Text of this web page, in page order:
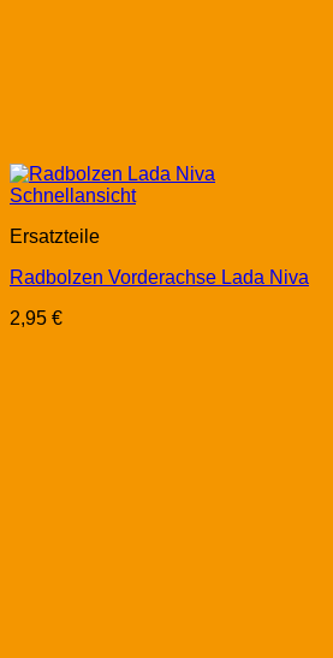
Schnellansicht
Ersatzteile
Radbolzen Vorderachse Lada Niva
2,95 €